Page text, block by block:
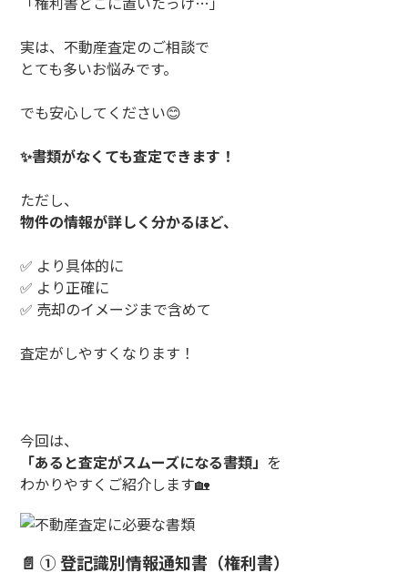
実は、不動産査定のご相談で
とても多いお悩みです。
でも安心してください😊
✨書類がなくても査定できます！
ただし、
物件の情報が詳しく分かるほど、
✅ より具体的に
✅ より正確に
✅ 売却のイメージまで含めて
査定がしやすくなります！
今回は、
「あると査定がスムーズになる書類」 を
わかりやすくご紹介します🏡
📄 ① 登記識別情報通知書（権利書）